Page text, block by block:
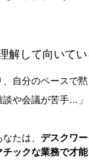
解して向いて
、自分のペースで
談や会議が苦手…」
たは、 デスクワ
ックな業務で才